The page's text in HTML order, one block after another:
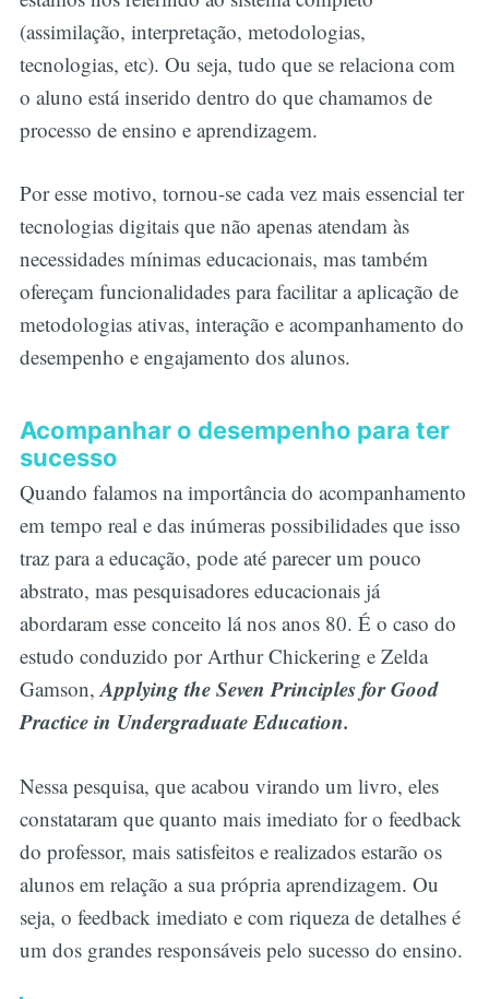
(assimilação, interpretação, metodologias,
tecnologias, etc). Ou seja, tudo que se relaciona com
o aluno está inserido dentro do que chamamos de
processo de ensino e aprendizagem.
Por esse motivo, tornou-se cada vez mais essencial ter
tecnologias digitais que não apenas atendam às
necessidades mínimas educacionais, mas também
ofereçam funcionalidades para facilitar a aplicação de
metodologias ativas, interação e acompanhamento do
desempenho e engajamento dos alunos.
Acompanhar o desempenho para ter
sucesso
Quando falamos na importância do acompanhamento
em tempo real e das inúmeras possibilidades que isso
traz para a educação, pode até parecer um pouco
abstrato, mas pesquisadores educacionais já
abordaram esse conceito lá nos anos 80. É o caso do
estudo conduzido por Arthur Chickering e Zelda
Gamson,Applying the Seven Principles for Good
Practice in Undergraduate Education.
Nessa pesquisa, que acabou virando um livro, eles
constataram que quanto mais imediato for o feedback
do professor, mais satisfeitos e realizados estarão os
alunos em relação a sua própria aprendizagem. Ou
seja, o feedback imediato e com riqueza de detalhes é
um dos grandes responsáveis pelo sucesso do ensino.